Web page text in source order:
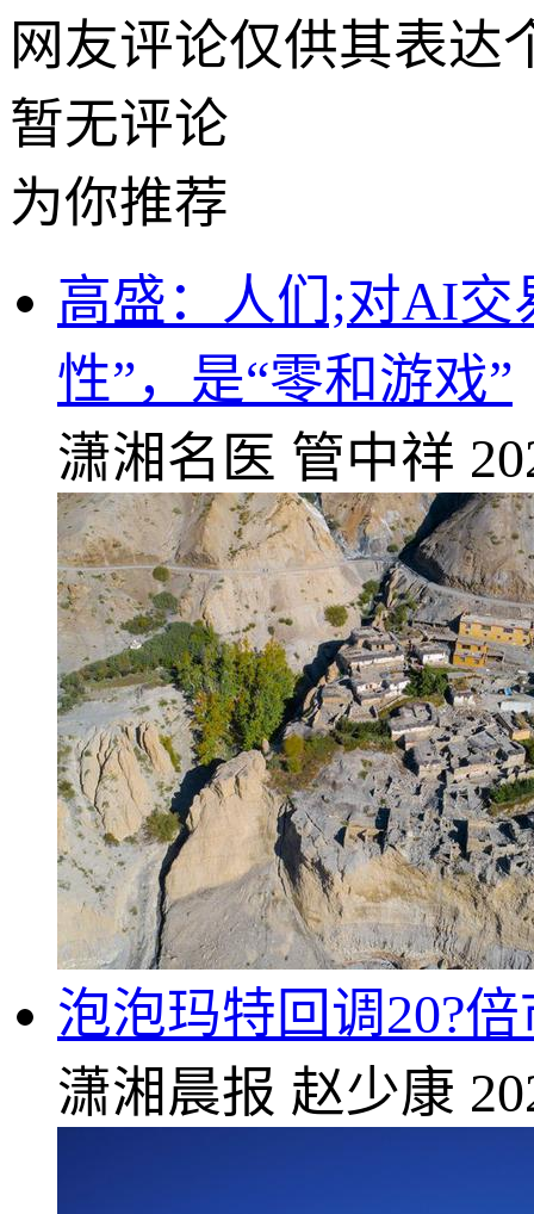
网友评论仅供其表达
暂无评论
为你推荐
高盛：人们;对AI交
性”，是“零和游戏”
潇湘名医 管中祥
泡泡玛特回调20?
潇湘晨报 赵少康